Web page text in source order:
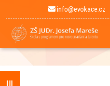
info@evokace.cz